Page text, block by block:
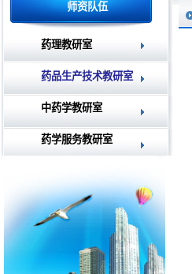
师资队伍
药理教研室
药品生产技术教研室
中药学教研室
药学服务教研室